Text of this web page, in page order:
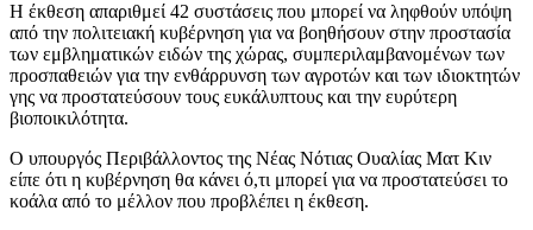
Η έκθεση απαριθμεί 42 συστάσεις που μπορεί να ληφθούν υπόψη
από την πολιτειακή κυβέρνηση για να βοηθήσουν στην προστασία
των εμβληματικών ειδών της χώρας, συμπεριλαμβανομένων των
προσπαθειών για την ενθάρρυνση των αγροτών και των ιδιοκτητών
γης να προστατεύσουν τους ευκάλυπτους και την ευρύτερη
βιοποικιλότητα.
Ο υπουργός Περιβάλλοντος της Νέας Νότιας Ουαλίας Ματ Κιν
είπε ότι η κυβέρνηση θα κάνει ό,τι μπορεί για να προστατεύσει το
κοάλα από το μέλλον που προβλέπει η έκθεση.